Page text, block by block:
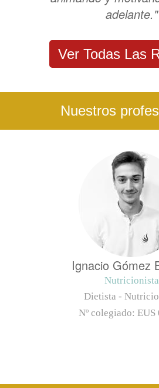
adelante."
Ver Todas Las
Nuestros
Ignacio Gómez
Nutricionista
Dietista -
Nº colegiado: EUS